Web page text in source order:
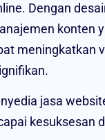
Dengan
konten
meningkatkan
jasa
kesuksesan